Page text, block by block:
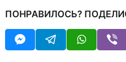
ПОНРАВИЛОСЬ?